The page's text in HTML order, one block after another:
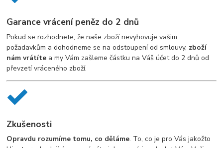
Garance vrácení peněz do 2 dnů
Pokud se rozhodnete, že naše zboží nevyhovuje vašim
požadavkům a dohodneme se na odstoupení od smlouvy, zboží
nám vrátíte a my Vám zašleme částku na Váš účet do 2 dnů od
převzetí vráceného zboží.
Zkušenosti
Opravdu rozumíme tomu, co děláme. To, co je pro Vás jakožto